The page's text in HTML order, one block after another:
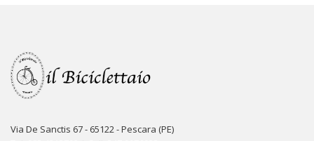
Via De Sanctis 67 - 65122 - Pescara (PE)